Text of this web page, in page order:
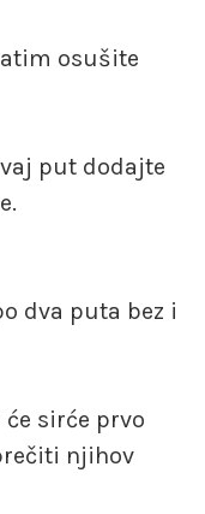
osušite
put dodajte
dva puta bez i
sirće prvo
njihov